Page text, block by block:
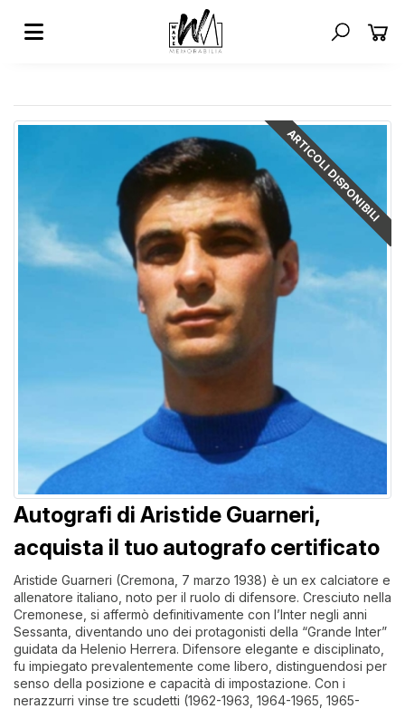
ARTICOLI DISPONIBILI
Autografi di Aristide Guarneri,
acquista il tuo autografo certificato
Aristide Guarneri (Cremona, 7 marzo 1938) è un ex calciatore e
allenatore italiano, noto per il ruolo di difensore. Cresciuto nella
Cremonese, si affermò definitivamente con l’Inter negli anni
Sessanta, diventando uno dei protagonisti della “Grande Inter”
guidata da Helenio Herrera. Difensore elegante e disciplinato,
fu impiegato prevalentemente come libero, distinguendosi per
senso della posizione e capacità di impostazione. Con i
nerazzurri vinse tre scudetti (1962-1963, 1964-1965, 1965-